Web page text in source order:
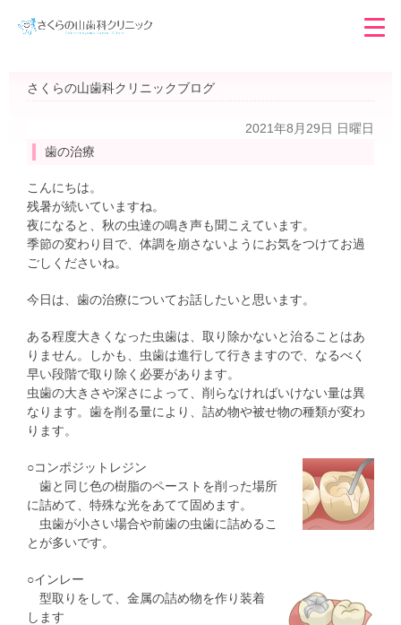
さくらの山歯科クリニックブログ
2021年8月29日 日曜日
歯の治療
こんにちは。
残暑が続いていますね。
夜になると、秋の虫達の鳴き声も聞こえています。
季節の変わり目で、体調を崩さないようにお気をつけてお過
ごしくださいね。
今日は、歯の治療についてお話したいと思います。
ある程度大きくなった虫歯は、取り除かないと治ることはあ
りません。しかも、虫歯は進行して行きますので、なるべく
早い段階で取り除く必要があります。
虫歯の大きさや深さによって、削らなければいけない量は異
なります。歯を削る量により、詰め物や被せ物の種類が変わ
ります。
○コンポジットレジン
歯と同じ色の樹脂のペーストを削った場所
に詰めて、特殊な光をあてて固めます。
虫歯が小さい場合や前歯の虫歯に詰めるこ
とが多いです。
○インレー
型取りをして、金属の詰め物を作り装着
します